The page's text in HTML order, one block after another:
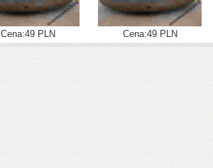
Cena:49 PLN Cena:49 PLN